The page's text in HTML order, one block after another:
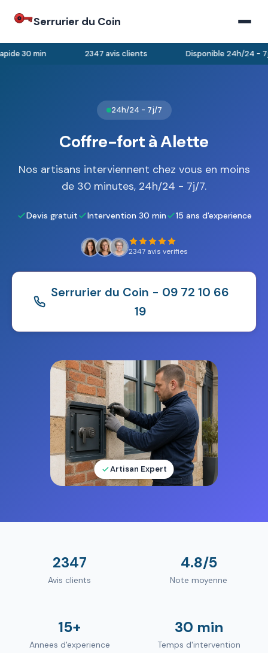
Serrurier du Coin
30 min 2347 avis clients Disponible 24h/24 -
24h/24 - 7j/7
Coffre-fort à Alette
Nos artisans interviennent chez vous en moins
de 30 minutes, 24h/24 - 7j/7.
Devis gratuit Intervention 30 min 15 ans d'experience
2347 avis verifies
Serrurier du Coin - 09 72 10 66
19
Artisan Expert
2347
Avis clients
4.8/5
Note moyenne
15+
Annees d'experience
30 min
Temps d'intervention